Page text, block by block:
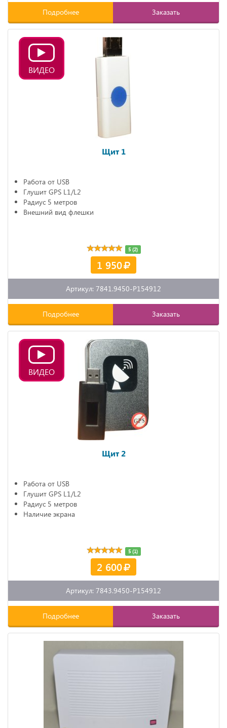
Подробнее Заказать
ВИДЕО
Щит 1
Работа от USB
Глушит GPS L1/L2
Радиус 5 метров
Внешний вид флешки
5 (2)
1 950
Артикул: 7841.9450-P154912
Подробнее Заказать
ВИДЕО
Щит 2
Работа от USB
Глушит GPS L1/L2
Радиус 5 метров
Наличие экрана
5 (1)
2 600
Артикул: 7843.9450-P154912
Подробнее Заказать